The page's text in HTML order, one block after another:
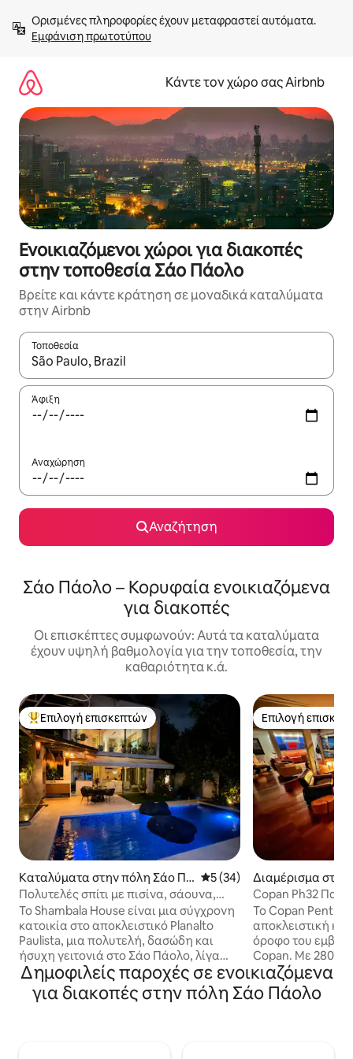
στο
περιεχόμενοΕμφάνιση πρωτοτύπου
Κάντε τον χώρο σας Airbnb
Ενοικιαζόμενοι χώροι για διακοπές
στην τοποθεσία Σάο Πάολο
Βρείτε και κάντε κράτηση σε μοναδικά καταλύματα
στην Airbnb
Τοποθεσία
Όταν τα αποτελέσματα είναι διαθέσιμα, μπορείτε να
Άφιξη
Αναχώρηση
Αναζήτηση
Σάο Πάολο – Κορυφαία ενοικιαζόμενα
για διακοπές
Οι επισκέπτες συμφωνούν: Αυτά τα καταλύματα
έχουν υψηλή βαθμολογία για την τοποθεσία, την
καθαριότητα κ.ά.
Κορυφαία επιλογή επισκεπτών
Επιλογή επισκεπτών
Καταλύματα στην πόλη Σάο Πά
ολο
Μέση βαθμολογία: 5 στα 5,
5 (34)
Πολυτελές σπίτι με πισίνα, σάουνα,
τζακούζι 2 χλμ. Moema
Το Shambala House είναι μια σύγχρονη
κατοικία στο αποκλειστικό Planalto
Paulista, μια πολυτελή, δασώδη και
ήσυχη γειτονιά στο Σάο Πάολο, λίγα
λεπτά από το Moema, το αεροδρόμιο
Congonhas και το πάρκο Ibirapuera, σε
μια περιοχή όπου δεν υπάρχει θόρυβος
Επιλογή
Επιλογή
Διαμέρισμα
Πάολο
Copan Ph32
Τελευταίος
Το Copan
αποκλειστική
όροφο του
Copan. Με 280
διαμέρισμα στο
εντυπωσιακή
Πάολο. Ο χώρος
Δημοφιλείς παροχές σε ενοικιαζόμενα
για διακοπές στην πόλη Σάο Πάολο